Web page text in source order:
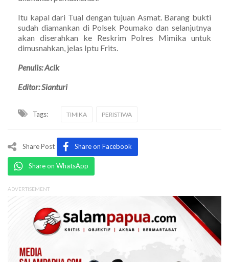
Itu kapal dari Tual dengan tujuan Asmat. Barang bukti
sudah diamankan di Polsek Poumako dan selanjutnya
akan diserahkan ke Reskrim Polres Mimika untuk
dimusnahkan, jelas Iptu Frits.
Penulis: Acik
Editor: Sianturi
Tags: TIMIKA PERISTIWA
Share Post Share on Facebook
Share on WhatsApp
ADVERTISEMENT